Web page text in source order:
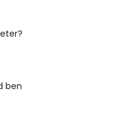
ben